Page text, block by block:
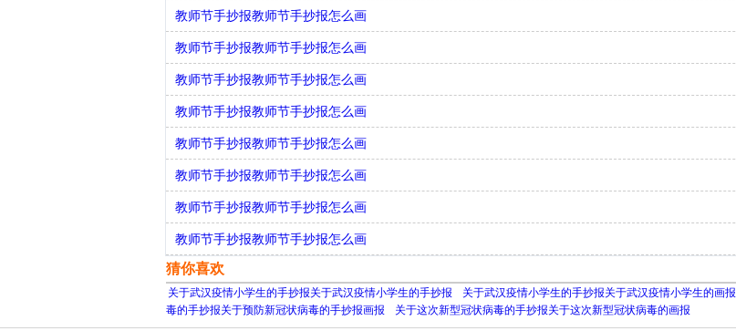
教师节手抄报教师节手抄报怎么画
教师节手抄报教师节手抄报怎么画
教师节手抄报教师节手抄报怎么画
教师节手抄报教师节手抄报怎么画
教师节手抄报教师节手抄报怎么画
教师节手抄报教师节手抄报怎么画
教师节手抄报教师节手抄报怎么画
教师节手抄报教师节手抄报怎么画
猜你喜欢
关于武汉疫情小学生的手抄报关于武汉疫情小学生的手抄报 关于武汉疫情小学生的手抄报关于武汉疫情小学生的画报
毒的手抄报关于预防新冠状病毒的手抄报画报
关于这次新型冠状病毒的手抄报关于这次新型冠状病毒的画报